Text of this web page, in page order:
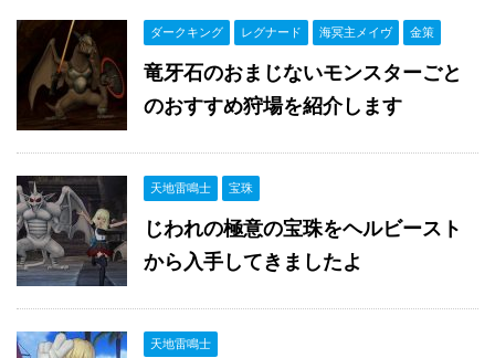
ダークキング レグナード 海冥主メイヴ 金策
竜牙石のおまじないモンスターごと
のおすすめ狩場を紹介します
天地雷鳴士 宝珠
じわれの極意の宝珠をヘルビースト
から入手してきましたよ
天地雷鳴士